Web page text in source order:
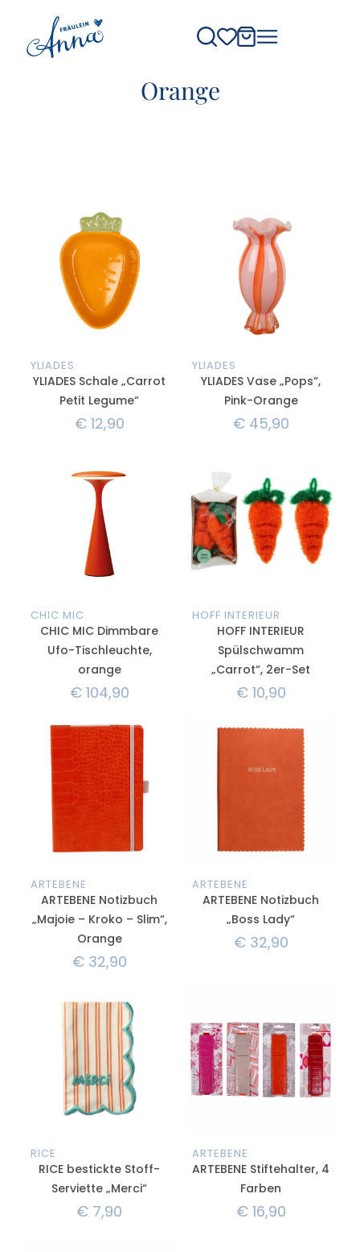
Orange
YLIADES
YLIADES Schale „Carrot
Petit Legume“
€12,90
YLIADES
YLIADES Vase „Pops“,
Pink-Orange
€45,90
CHIC MIC
CHIC MIC Dimmbare
Ufo-Tischleuchte,
orange
€104,90
HOFF INTERIEUR
HOFF INTERIEUR
Spülschwamm
„Carrot“, 2er-Set
€10,90
ARTEBENE
ARTEBENE Notizbuch
„Majoie – Kroko – Slim“,
Orange
€32,90
ARTEBENE
ARTEBENE Notizbuch
„Boss Lady“
€32,90
RICE
RICE bestickte Stoff-
Serviette „Merci“
€ 7,90
ARTEBENE
ARTEBENE Stiftehalter, 4
Farben
€16,90